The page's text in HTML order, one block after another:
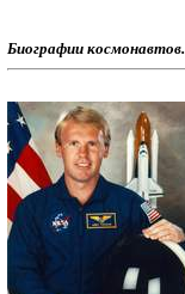
Биографии космонавтов.